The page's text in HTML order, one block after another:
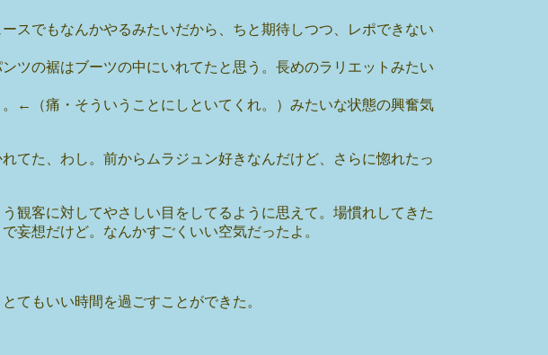
スでもなんかやるみたいだから、ちと期待しつつ、レポできない
ツの裾はブーツの中にいれてたと思う。長めのラリエットみたい
←（痛・そういうことにしといてくれ。）みたいな状態の興奮気
てた、わし。前からムラジュン好きなんだけど、さらに惚れたっ
観客に対してやさしい目をしてるように思えて。場慣れしてきた
妄想だけど。なんかすごくいい空気だったよ。
てもいい時間を過ごすことができた。